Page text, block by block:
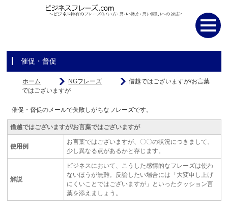
催促・督促
ホーム NGフレーズ
借越ではございますが/お言葉
ではございますが
催促・督促のメールで失敗しがちなフレーズです。
借越ではございますが/お言葉ではございますが
使用例
お言葉ではございますが、〇〇の状況につきまして、
少し異なる点があるかと存じます。
解説
ビジネスにおいて、こうした感情的なフレーズは使わ
ないほうが無難。反論したい場合には「大変申し上げ
にくいことではございますが」といったクッション言
葉を添えましょう。